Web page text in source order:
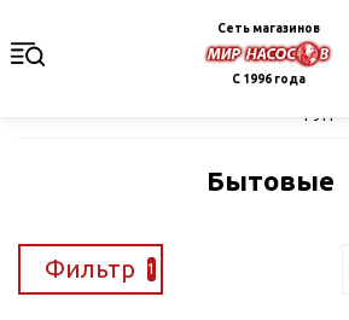
Сеть магазинов
С 1996 года
Бытовые
Фильтр 1